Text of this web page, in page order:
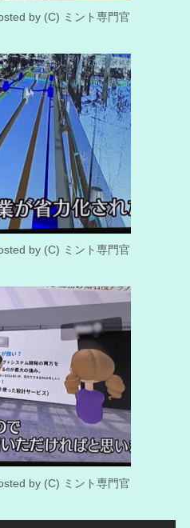
by (C) ミント専門官
by (C) ミント専門官
by (C) ミント専門官